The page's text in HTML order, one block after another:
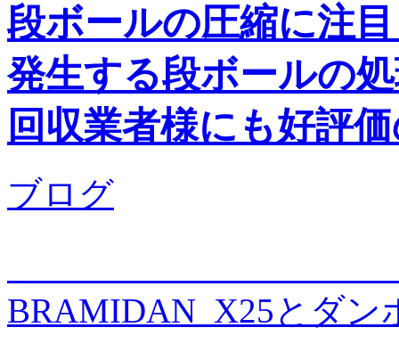
段ボールの圧縮に注
発生する段ボールの
回収業者様にも好評
ブログ
BRAMIDAN X25とダン